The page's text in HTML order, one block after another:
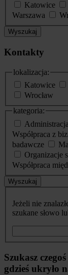
Katowice
Warszawa
Wyszukaj
Kontakty
lokalizacja:
Katowice
Wrocław
kategoria:
Administracja
Współpraca z
badawcze
Organizacje
Współpraca
Wyszukaj
Jeżeli nie
szukane słowo
Szukasz
gdzieś ukryło